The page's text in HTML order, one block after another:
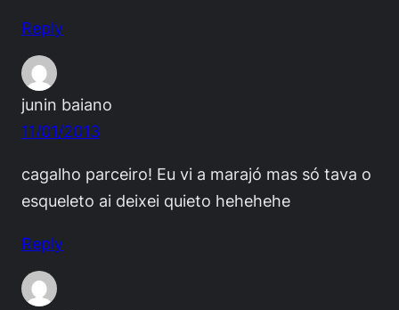
Reply
junin baiano
11/01/2013
cagalho parceiro! Eu vi a marajó mas só tava o
esqueleto ai deixei quieto hehehehe
Reply